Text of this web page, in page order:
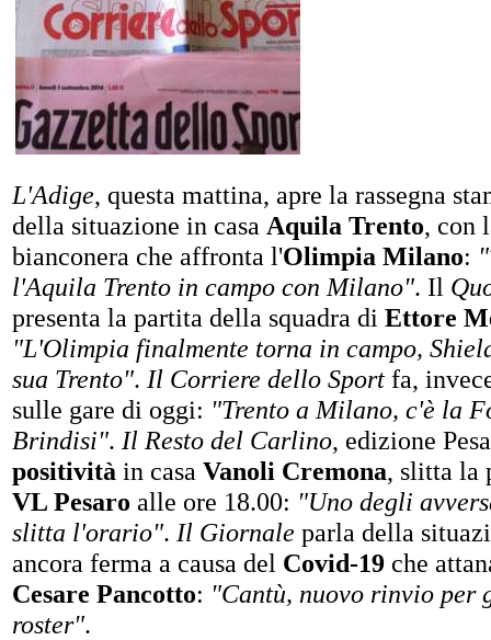
L'Adige, questa mattina, apre la rassegna
della situazione in casa Aquila Trento, con
bianconera che affronta l'Olimpia Milano:
l'Aquila Trento in campo con Milano". Il
presenta la partita della squadra di Ettore
"L'Olimpia finalmente torna in campo,
sua Trento". Il Corriere dello Sport fa,
sulle gare di oggi: "Trento a Milano, c'è la
Brindisi". Il Resto del Carlino, edizione
positività in casa Vanoli Cremona, slitta la
VL Pesaro alle ore 18.00: "Uno degli
slitta l'orario". Il Giornale parla della
ancora ferma a causa del Covid-19 che
Cesare Pancotto: "Cantù, nuovo rinvio per
roster".